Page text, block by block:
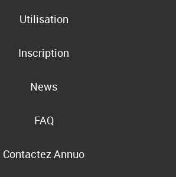
Utilisation
Inscription
News
FAQ
Contactez Annuo